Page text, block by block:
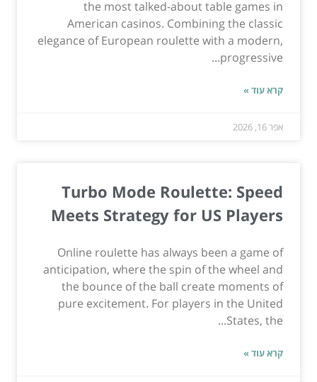
the most talked-about table games in
American casinos. Combining the classic
elegance of European roulette with a modern,
progressive...
קרא עוד »
אפר 16, 2026
Turbo Mode Roulette: Speed
Meets Strategy for US Players
Online roulette has always been a game of
anticipation, where the spin of the wheel and
the bounce of the ball create moments of
pure excitement. For players in the United
States, the...
קרא עוד »